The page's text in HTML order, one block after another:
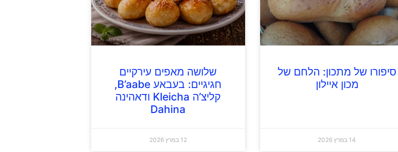
סיפורו של מתכון: הלחם של
מכון איילון
14 במרץ 2026
שלושה מאפים עירקיים
חגיגיים: בעבאע B’aabe,
קליצ’ה Kleicha ודאהינה
Dahina
12 במרץ 2026